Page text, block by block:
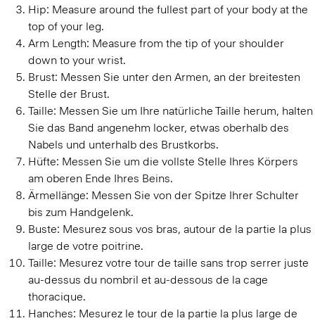
Hip: Measure around the fullest part of your body at the
top of your leg.
Arm Length: Measure from the tip of your shoulder
down to your wrist.
Brust: Messen Sie unter den Armen, an der breitesten
Stelle der Brust.
Taille: Messen Sie um Ihre natürliche Taille herum, halten
Sie das Band angenehm locker, etwas oberhalb des
Nabels und unterhalb des Brustkorbs.
Hüfte: Messen Sie um die vollste Stelle Ihres Körpers
am oberen Ende Ihres Beins.
Ärmellänge: Messen Sie von der Spitze Ihrer Schulter
bis zum Handgelenk.
Buste: Mesurez sous vos bras, autour de la partie la plus
large de votre poitrine.
Taille: Mesurez votre tour de taille sans trop serrer juste
au-dessus du nombril et au-dessous de la cage
thoracique.
Hanches: Mesurez le tour de la partie la plus large de